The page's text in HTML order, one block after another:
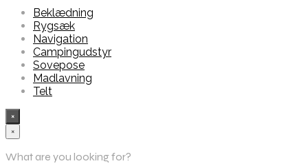
Beklædning
Rygsæk
Navigation
Campingudstyr
Sovepose
Madlavning
Telt
×
×
What are you looking for?